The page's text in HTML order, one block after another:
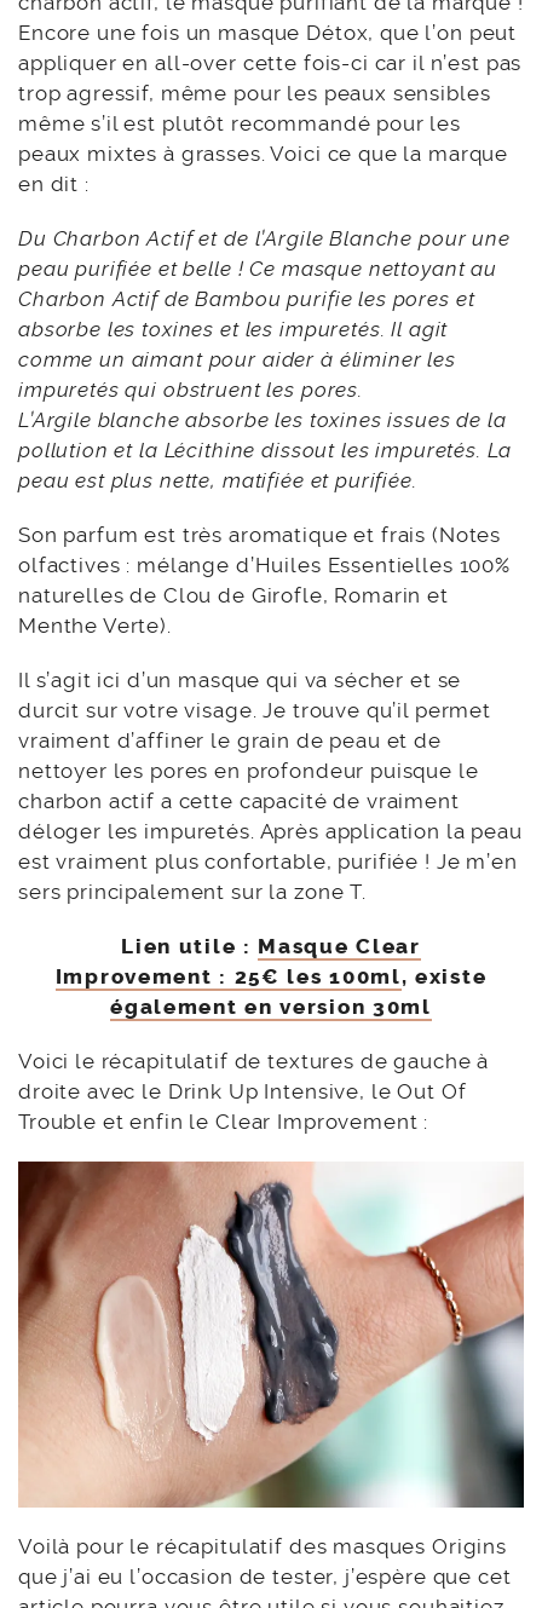
Encore une fois un masque Détox, que l’on peut
appliquer en all-over cette fois-ci car il n’est pas
trop agressif, même pour les peaux sensibles
même s’il est plutôt recommandé pour les
peaux mixtes à grasses. Voici ce que la marque
en dit :
Du Charbon Actif et de l’Argile Blanche pour une
peau purifiée et belle ! Ce masque nettoyant au
Charbon Actif de Bambou purifie les pores et
absorbe les toxines et les impuretés. Il agit
comme un aimant pour aider à éliminer les
impuretés qui obstruent les pores.
L’Argile blanche absorbe les toxines issues de la
pollution et la Lécithine dissout les impuretés. La
peau est plus nette, matifiée et purifiée.
Son parfum est très aromatique et frais (Notes
olfactives : mélange d’Huiles Essentielles 100%
naturelles de Clou de Girofle, Romarin et
Menthe Verte).
Il s’agit ici d’un masque qui va sécher et se
durcit sur votre visage. Je trouve qu’il permet
vraiment d’affiner le grain de peau et de
nettoyer les pores en profondeur puisque le
charbon actif a cette capacité de vraiment
déloger les impuretés. Après application la peau
est vraiment plus confortable, purifiée ! Je m’en
sers principalement sur la zone T.
Lien utile : Masque Clear
Improvement : 25€ les 100ml, existe
également en version 30ml
Voici le récapitulatif de textures de gauche à
droite avec le Drink Up Intensive, le Out Of
Trouble et enfin le Clear Improvement :
Voilà pour le récapitulatif des masques Origins
que j’ai eu l’occasion de tester, j’espère que cet